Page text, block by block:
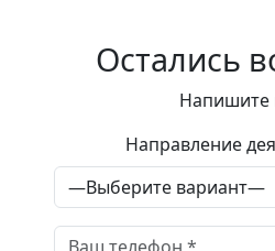
Остались
Напишите
Направление